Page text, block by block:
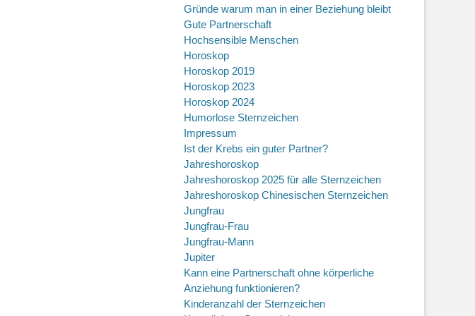
Gründe warum man in einer Beziehung bleibt
Gute Partnerschaft
Hochsensible Menschen
Horoskop
Horoskop 2019
Horoskop 2023
Horoskop 2024
Humorlose Sternzeichen
Impressum
Ist der Krebs ein guter Partner?
Jahreshoroskop
Jahreshoroskop 2025 für alle Sternzeichen
Jahreshoroskop Chinesischen Sternzeichen
Jungfrau
Jungfrau-Frau
Jungfrau-Mann
Jupiter
Kann eine Partnerschaft ohne körperliche
Anziehung funktionieren?
Kinderanzahl der Sternzeichen